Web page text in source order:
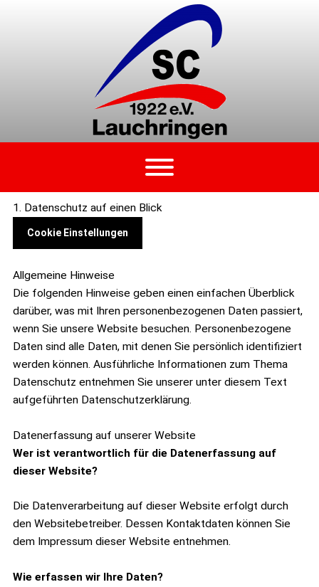
1. Datenschutz auf einen Blick
Cookie Einstellungen
Allgemeine Hinweise
Die folgenden Hinweise geben einen einfachen Überblick
darüber, was mit Ihren personenbezogenen Daten passiert,
wenn Sie unsere Website besuchen. Personenbezogene
Daten sind alle Daten, mit denen Sie persönlich identifiziert
werden können. Ausführliche Informationen zum Thema
Datenschutz entnehmen Sie unserer unter diesem Text
aufgeführten Datenschutzerklärung.
Datenerfassung auf unserer Website
Wer ist verantwortlich für die Datenerfassung auf
dieser Website?
Die Datenverarbeitung auf dieser Website erfolgt durch
den Websitebetreiber. Dessen Kontaktdaten können Sie
dem Impressum dieser Website entnehmen.
Wie erfassen wir Ihre Daten?